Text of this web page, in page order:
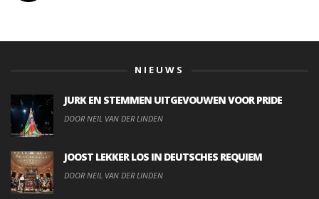
NIEUWS
JURK EN STEMMEN UITGEVOUWEN VOOR PRIDE
DOOR NEIL VAN DER LINDEN
JOOST LEKKER LOS IN DEUTSCHES REQUIEM
DOOR NEIL VAN DER LINDEN